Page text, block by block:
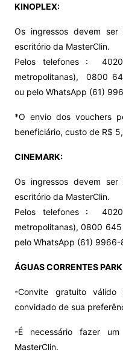
KINOPLEX:
Os ingressos devem ser
escritório da MasterClin.
Pelos telefones :
metropolitanas), 0800
ou pelo WhatsApp (61)
*O envio dos vouchers
beneficiário, custo de R$
CINEMARK:
Os ingressos devem ser
escritório da MasterClin.
Pelos telefones :
metropolitanas), 0800
pelo WhatsApp (61)
ÁGUAS CORRENTES
-Convite gratuito
convidado de sua
-É necessário fazer
MasterClin.